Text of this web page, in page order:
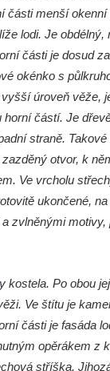
části menší
lodi. Je
části je dosud
okénko s
úroveň věže,
částí. Je
straně.
otvor, k
Ve vrcholu
ukončené,
zvlněnými
Po obou
Ve štítu je
části je fasáda
opěrákem z
stříška.